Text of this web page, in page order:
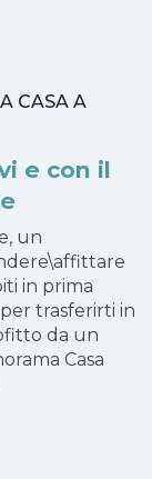
CASA A
e con il
un
in prima
trasferirti in
da un
Casa